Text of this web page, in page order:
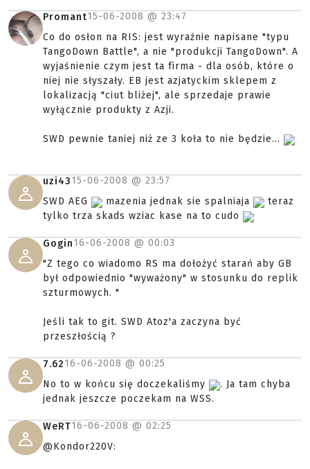
Promant15-06-2008 @ 23:47
Co do osłon na RIS: jest wyraźnie napisane "typu
TangoDown Battle", a nie "produkcji TangoDown". A
wyjaśnienie czym jest ta firma - dla osób, które o
niej nie słyszały. EB jest azjatyckim sklepem z
lokalizacją "ciut bliżej", ale sprzedaje prawie
wyłącznie produkty z Azji.
SWD pewnie taniej niż ze 3 koła to nie będzie...
uzi4315-06-2008 @ 23:57
SWD AEG
mazenia jednak sie spalniaja
teraz
tylko trza skads wziac kase na to cudo
Gogin16-06-2008 @ 00:03
"Z tego co wiadomo RS ma dołożyć starań aby GB
był odpowiednio "wyważony" w stosunku do replik
szturmowych. "
Jeśli tak to git. SWD Atoz'a zaczyna być
przeszłością ?
7.6216-06-2008 @ 00:25
No to w końcu się doczekaliśmy
. Ja tam chyba
jednak jeszcze poczekam na WSS.
WeRT16-06-2008 @ 02:25
@Kondor220V: